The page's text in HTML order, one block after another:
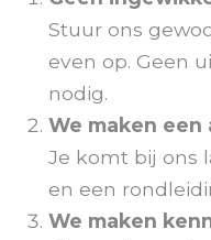
Stuur ons
even op. Geen
nodig.
We maken een
Je komt bij ons
en een
We maken